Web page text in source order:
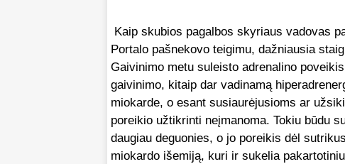
Kaip skubios pagalbos skyriaus vadovas
Portalo pašnekovo teigimu, dažniausia
Gaivinimo metu suleisto adrenalino
gaivinimo, kitaip dar vadinamą
miokarde, o esant susiaurėjusioms ar
poreikio užtikrinti neįmanoma. Tokiu būdu
daugiau deguonies, o jo poreikis dėl
miokardo išemiją, kuri ir sukelia